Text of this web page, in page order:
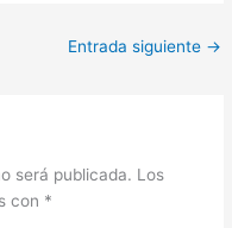
Entrada siguiente →
será publicada. Los
con *